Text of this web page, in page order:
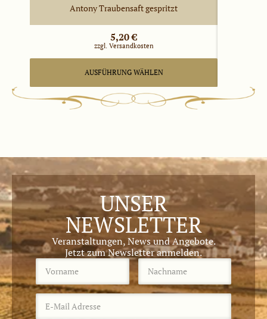
Antony Traubensaft gespritzt
5,20€
zzgl. Versandkosten
AUSFÜHRUNG WÄHLEN
UNSER
NEWSLETTER
Veranstaltungen, News und Angebote.
Jetzt zum Newsletter anmelden.